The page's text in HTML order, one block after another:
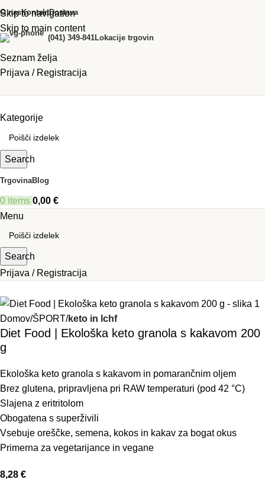
Skip to navigation
Skip to main content
O nasKontaktDostava
(041) 349-841Lokacije trgovin
Seznam želja
Prijava / Registracija
Kategorije
Search
TrgovinaBlog
0 items 0,00 €
Menu
Search
Prijava / Registracija
Domov ŠPORT keto in lchf
Diet Food | Ekološka keto granola s kakavom 200
g
Ekološka keto granola s kakavom in pomarančnim oljem
Brez glutena, pripravljena pri RAW temperaturi (pod 42 °C)
Slajena z eritritolom
Obogatena s superživili
Vsebuje oreščke, semena, kokos in kakav za bogat okus
Primerna za vegetarijance in vegane
8,28 €